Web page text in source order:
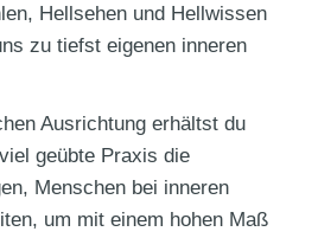
Hellsehen und Hellwissen
zu tiefst eigenen inneren
Ausrichtung erhältst du
geübte Praxis die
Menschen bei inneren
um mit einem hohen Maß